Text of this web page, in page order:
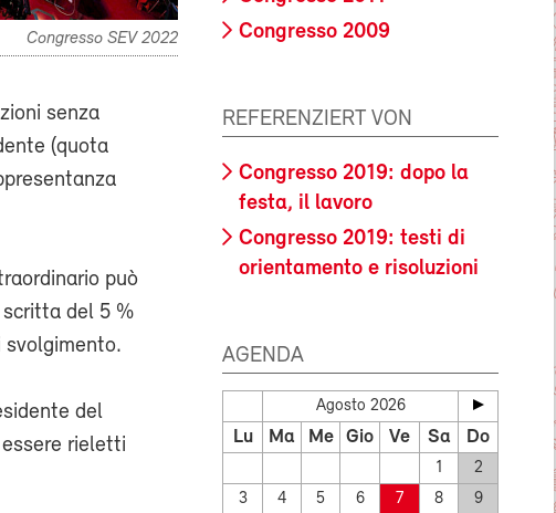
Congresso SEV 2022
senza
(quota
può
del 5 %
svolgimento.
del
rieletti
Congresso 2009
REFERENZIERT VON
Congresso 2019: dopo la
festa, il lavoro
Congresso 2019: testi di
orientamento e risoluzioni
AGENDA
Agosto 2026
Lu Ma Me Gio Ve Sa Do
1
2
3
4 5 6 7 8
9